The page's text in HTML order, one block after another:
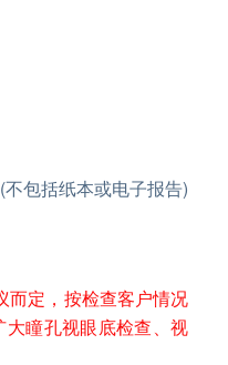
包括纸本或电子报告)
而定，按检查客户情况
瞳孔视眼底检查、视